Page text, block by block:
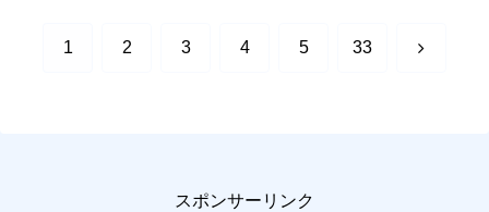
1 2 3 4 5 33 次
スポンサーリンク